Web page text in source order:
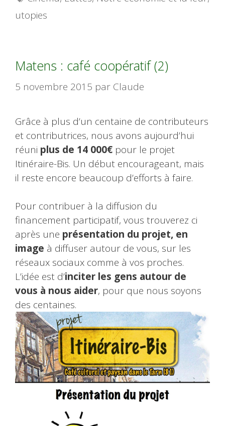
utopies
Matens : café coopératif (2)
5 novembre 2015 par Claude
Grâce à plus d’un centaine de contributeurs
et contributrices, nous avons aujourd’hui
réuni plus de 14 000€ pour le projet
Itinéraire-Bis. Un début encourageant, mais
il reste encore beaucoup d’efforts à faire.
Pour contribuer à la diffusion du
financement participatif, vous trouverez ci
après une présentation du projet, en
image à diffuser autour de vous, sur les
réseaux sociaux comme à vos proches.
L’idée est d’inciter les gens autour de
vous à nous aider, pour que nous soyons
des centaines.